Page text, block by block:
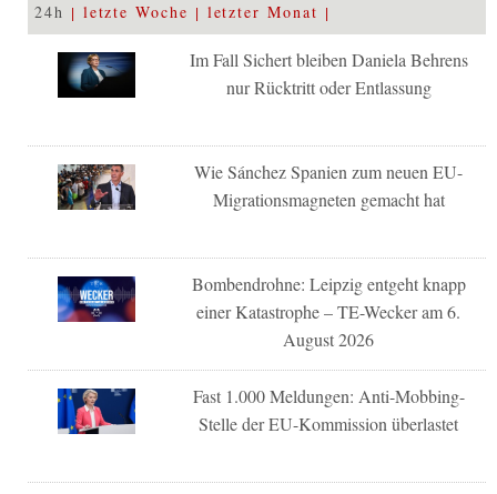
24h letzte Woche letzter Monat
Im Fall Sichert bleiben Daniela Behrens
nur Rücktritt oder Entlassung
Wie Sánchez Spanien zum neuen EU-
Migrationsmagneten gemacht hat
Bombendrohne: Leipzig entgeht knapp
einer Katastrophe – TE-Wecker am 6.
August 2026
Fast 1.000 Meldungen: Anti-Mobbing-
Stelle der EU-Kommission überlastet